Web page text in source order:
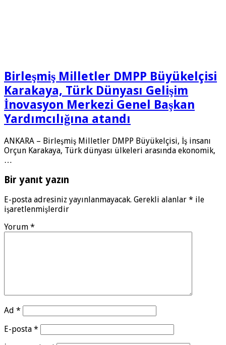
Birleşmiş Milletler DMPP Büyükelçisi
Karakaya, Türk Dünyası Gelişim
İnovasyon Merkezi Genel Başkan
Yardımcılığına atandı
ANKARA – Birleşmiş Milletler DMPP Büyükelçisi, İş insanı
Orçun Karakaya, Türk dünyası ülkeleri arasında ekonomik,
…
Bir yanıt yazın
E-posta adresiniz yayınlanmayacak. Gerekli alanlar * ile
işaretlenmişlerdir
Yorum *
Ad *
E-posta *